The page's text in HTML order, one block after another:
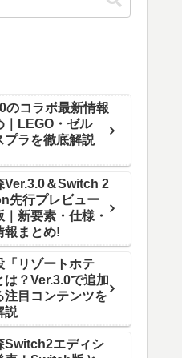
のコラボ最新情報
｜LEGO・ゼル
プラを徹底解説
Ver.3.0＆Switch 2
先行プレビュー
｜新要素・仕様・
報まとめ!
「リゾートホテ
は？Ver.3.0で追加
注目コンテンツを
説
Switch2エディシ